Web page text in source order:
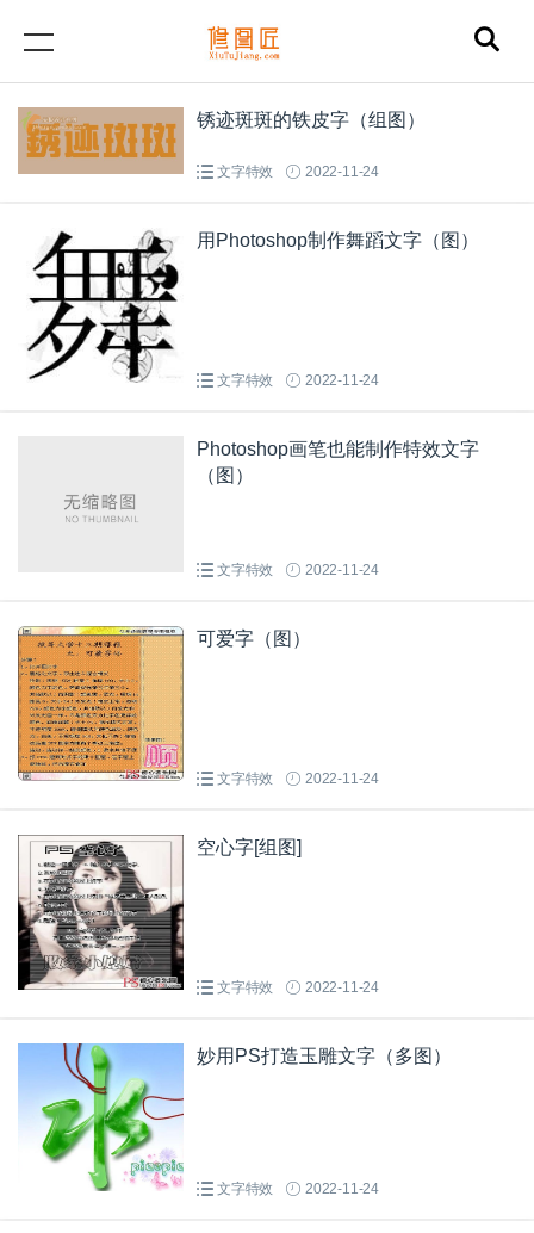
锈迹斑斑的铁皮字（组图）
文字特效 2022-11-24
用Photoshop制作舞蹈文字（图）
文字特效 2022-11-24
Photoshop画笔也能制作特效文字
（图）
文字特效 2022-11-24
可爱字（图）
文字特效 2022-11-24
空心字[组图]
文字特效 2022-11-24
妙用PS打造玉雕文字（多图）
文字特效 2022-11-24